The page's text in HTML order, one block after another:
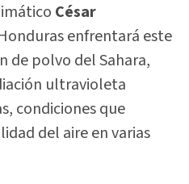
César
enfrentará este
de polvo del Sahara,
ultravioleta
condiciones que
del aire en varias